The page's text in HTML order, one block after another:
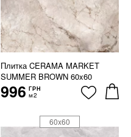
Плитка CERAMA MARKET
SUMMER BROWN 60x60
996 ГРН
м2
60x60